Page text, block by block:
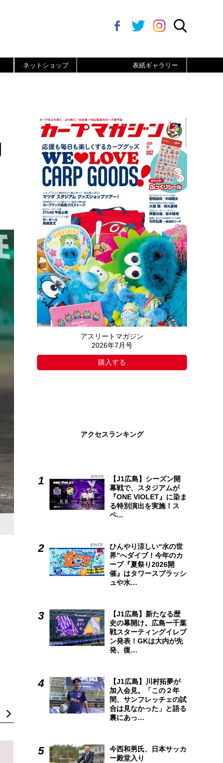
ネットショップ 表紙ギャラリー
アスリートマガジン
2026年7月号
購入する
アクセスランキング
【J1広島】シーズン開
幕戦で、スタジアムが
『ONE VIOLET』に染ま
る特別演出を実施！ス
ペ…
ひんやり涼しい“水の世
界”へダイブ！今年のカ
ープ『夏祭り2026開
催』はタワースプラッシ
ュや水…
【J1広島】新たなる歴
史の幕開け。広島ー千葉
戦スターティングイレブ
ン発表！GKは大内が先
発、復…
【J1広島】川村拓夢が
加入会見。「この２年
間、サンフレッチェの試
合は見なかった」と語る
裏にあっ…
今西和男氏、日本サッカ
ー殿堂入り